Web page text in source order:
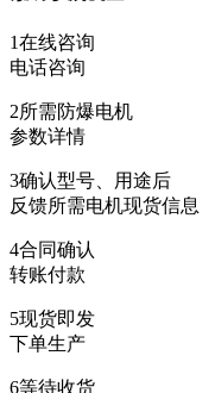
1在线咨询
电话咨询
2所需防爆电机
参数详情
3确认型号、用途后
反馈所需电机现货信息
4合同确认
转账付款
5现货即发
下单生产
6等待收货